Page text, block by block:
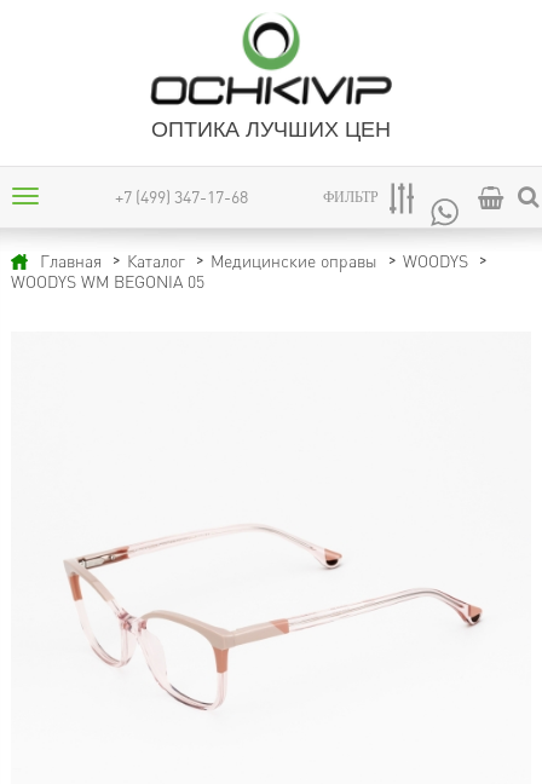
ОПТИКА ЛУЧШИХ ЦЕН
+7 (499) 347-17-68 ФИЛЬТР
Главная Каталог Медицинские оправы
WOODYS
WOODYS WM BEGONIA 05